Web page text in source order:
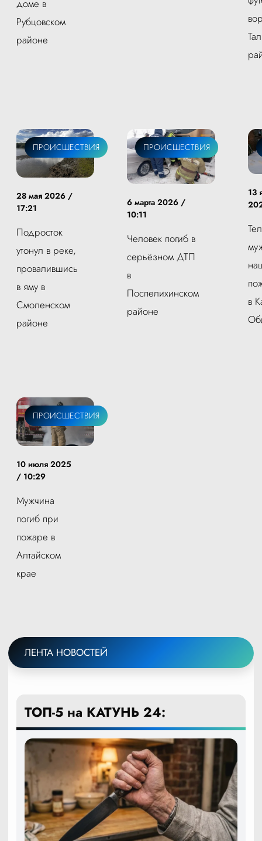
доме в
Рубцовском
районе
ПРОИСШЕСТВИЯ
28 мая 2026 /
17:21
Подросток
утонул в реке,
провалившись
в яму в
Смоленском
районе
ПРОИСШЕСТВИЯ
6 марта 2026 /
10:11
Человек погиб в
серьёзном ДТП
в
Поспелихинском
районе
13
в
ПРОИСШЕСТВИЯ
10 июля 2025
/ 10:29
Мужчина
погиб при
пожаре в
Алтайском
крае
ЛЕНТА НОВОСТЕЙ
ТОП-5 на КАТУНЬ 24: